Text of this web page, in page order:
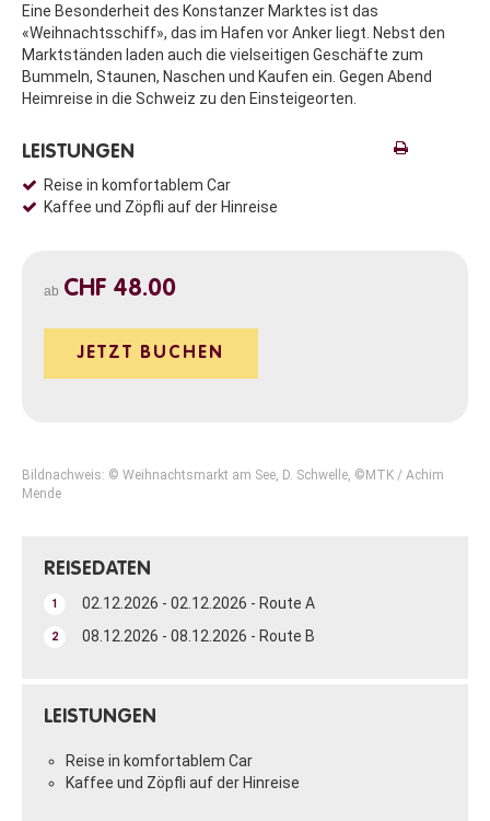
Eine Besonderheit des Konstanzer Marktes ist das
«Weihnachtsschiff», das im Hafen vor Anker liegt. Nebst den
Marktständen laden auch die vielseitigen Geschäfte zum
Bummeln, Staunen, Naschen und Kaufen ein. Gegen Abend
Heimreise in die Schweiz zu den Einsteigeorten.
LEISTUNGEN
Reise in komfortablem Car
Kaffee und Zöpfli auf der Hinreise
ab CHF 48.00
JETZT BUCHEN
Bildnachweis: © Weihnachtsmarkt am See, D. Schwelle, ©MTK / Achim
Mende
REISEDATEN
1 02.12.2026 - 02.12.2026 - Route A
2 08.12.2026 - 08.12.2026 - Route B
LEISTUNGEN
Reise in komfortablem Car
Kaffee und Zöpfli auf der Hinreise